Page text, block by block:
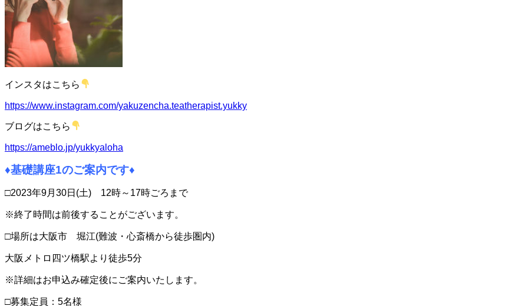
インスタはこちら
https://www.instagram.com/yakuzencha.teatherapist.yukky
ブログはこちら
https://ameblo.jp/yukkyaloha
♦基礎講座1のご案内です♦
□2023年9月30日(土) 12時～17時ごろまで
※終了時間は前後することがございます。
□場所は大阪市 堀江(難波・心斎橋から徒歩圏内)
大阪メトロ四ツ橋駅より徒歩5分
※詳細はお申込み確定後にご案内いたします。
□募集定員：5名様